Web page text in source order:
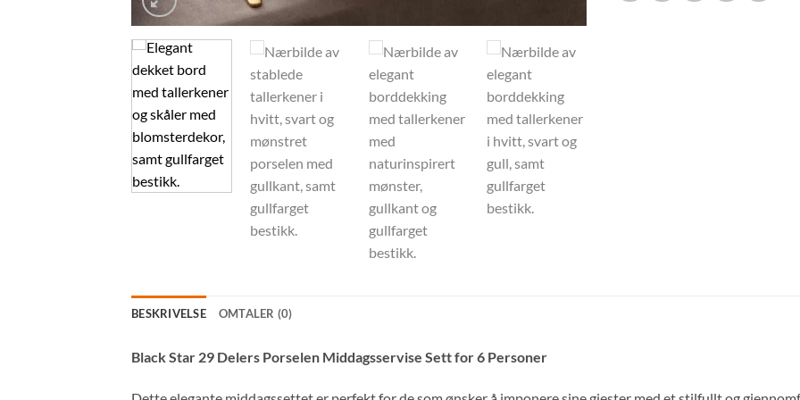
BESKRIVELSE OMTALER (0)
Black Star 29 Delers Porselen Middagsservise Sett for 6 Personer